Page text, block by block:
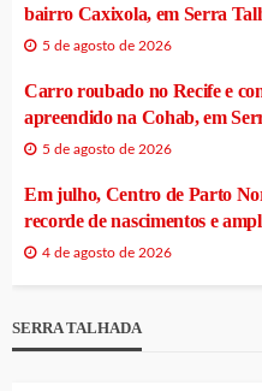
bairro Caxixola, em Serra
5 de agosto de 2026
Carro roubado no Recife e
apreendido na Cohab, em
5 de agosto de 2026
Em julho, Centro de Parto
recorde de nascimentos e
4 de agosto de 2026
SERRA TALHADA